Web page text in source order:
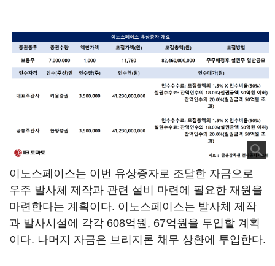
이노스페이스는 이번 유상증자로 조달한 자금으로
우주 발사체 제작과 관련 설비 마련에 필요한 재원을
마련한다는 계획이다. 이노스페이스는 발사체 제작
과 발사시설에 각각 608억원, 67억원을 투입할 계획
이다. 나머지 자금은 브리지론 채무 상환에 투입한다.